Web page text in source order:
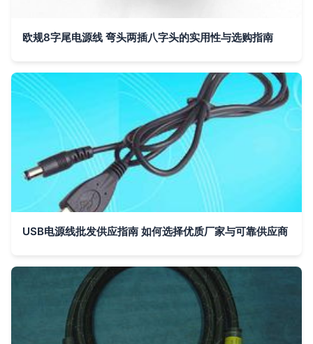
欧规8字尾电源线 弯头两插八字头的实用性与选购指南
USB电源线批发供应指南 如何选择优质厂家与可靠供应商